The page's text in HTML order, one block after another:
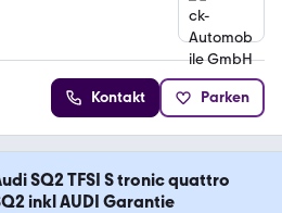
Kontakt Parken
SQ2 TFSI S tronic quattro
inkl AUDI Garantie